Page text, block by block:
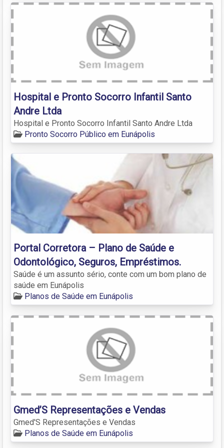
Hospital e Pronto Socorro Infantil Santo
Andre Ltda
Hospital e Pronto Socorro Infantil Santo Andre Ltda
Pronto Socorro Público em Eunápolis
Portal Corretora – Plano de Saúde e
Odontológico, Seguros, Empréstimos.
Saúde é um assunto sério, conte com um bom plano de
saúde em Eunápolis
Planos de Saúde em Eunápolis
Gmed’S Representações e Vendas
Gmed'S Representações e Vendas
Planos de Saúde em Eunápolis